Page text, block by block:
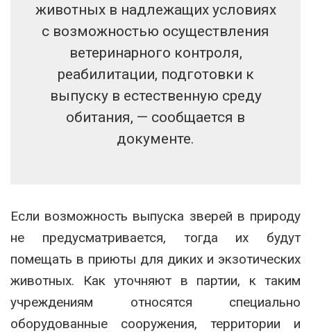
животных в надлежащих условиях
с возможностью осуществления
ветеринарного контроля,
реабилитации, подготовки к
выпуску в естественную среду
обитания, — сообщается в
документе.
Если возможность выпуска зверей в природу
не предусматривается, тогда их будут
помещать в приюты для диких и экзотических
животных. Как уточняют в партии, к таким
учреждениям относятся специально
оборудованные сооружения, территории и